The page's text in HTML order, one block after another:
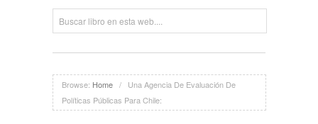
Browse: Home /
Una Agencia De Evaluación De
Políticas Públicas Para Chile: